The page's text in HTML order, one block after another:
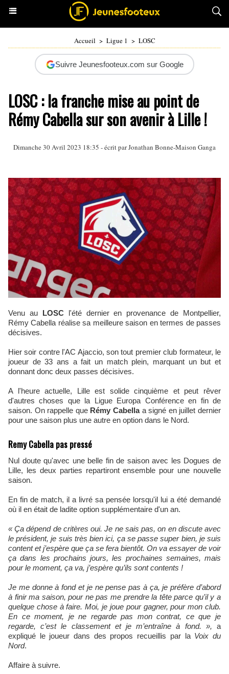
Accueil > Ligue 1 > LOSC
Suivre Jeunesfooteux.com sur Google
LOSC : la franche mise au point de
Rémy Cabella sur son avenir à Lille !
Dimanche 30 Avril 2023 18:35 - écrit parJonathan Bonne-Maison Ganga
Venu au LOSCl'été dernier en provenance de Montpellier,
Rémy Cabella réalise sa meilleure saison en termes de passes
décisives.
Hier soir contre l'AC Ajaccio, son tout premier club formateur, le
joueur de 33 ans a fait un match plein, marquant un but et
donnant donc deux passes décisives.
A l'heure actuelle, Lille est solide cinquième et peut rêver
d'autres choses que la Ligue Europa Conférence en fin de
saison. On rappelle que Rémy Cabellaa signé en juillet dernier
pour une saison plus une autre en option dans le Nord.
Remy Cabella pas pressé
Nul doute qu'avec une belle fin de saison avec les Dogues de
Lille, les deux parties repartiront ensemble pour une nouvelle
saison.
En fin de match, il a livré sa pensée lorsqu'il lui a été demandé
où il en était de ladite option supplémentaire d'un an.
« Ça dépend de critères oui. Je ne sais pas, on en discute avec
le président, je suis très bien ici, ça se passe super bien, je suis
content et j’espère que ça se fera bientôt. On va essayer de voir
ça dans les prochains jours, les prochaines semaines, mais
pour le moment, ça va, j’espère qu’ils sont contents !
Je me donne à fond et je ne pense pas à ça, je préfère d’abord
à finir ma saison, pour ne pas me prendre la tête parce qu’il y a
quelque chose à faire. Moi, je joue pour gagner, pour mon club.
En ce moment, je ne regarde pas mon contrat, ce que je
regarde, c’est le classement et je m’entraîne à fond. », a
expliqué le joueur dans des propos recueillis par la Voix du
Nord.
Affaire à suivre.